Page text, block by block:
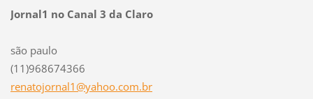
Jornal1 no Canal 3 da Claro
são paulo
(11)968674366
renatojornal1@yahoo.com.br